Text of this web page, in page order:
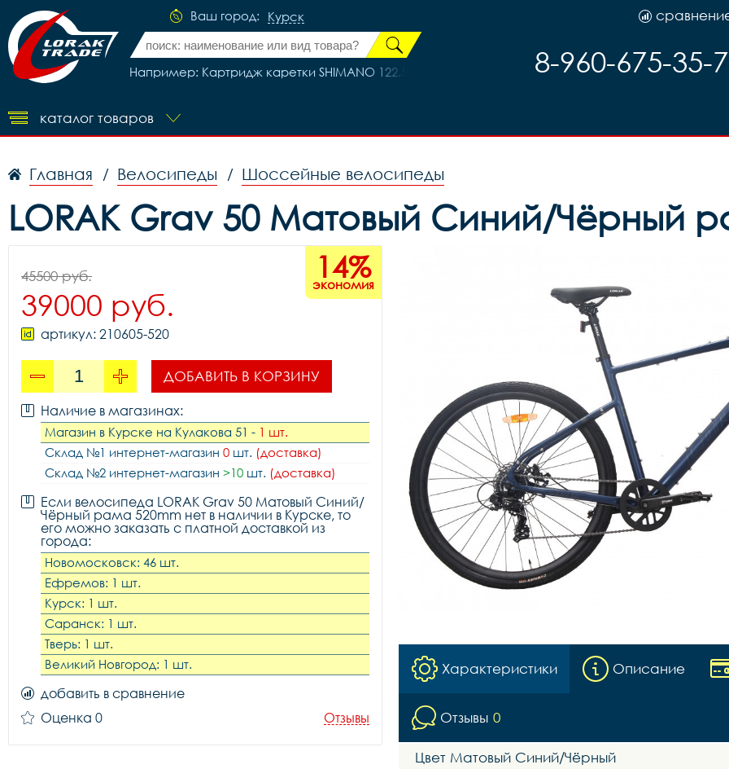
Ваш город: Курск
Например: Картридж каретки SHIMANO 122.5 UN100 68 122,5 болтов, код 6128-960-675-35-
каталог товаров
Главная / Велосипеды / Шоссейные велосипеды
LORAK Grav 50 Матовый Синий/Чёрный
14%
экономия
45500 руб.
39000 руб.
артикул: 210605-520
ДОБАВИТЬ В КОРЗИНУ
Наличие в магазинах:
Магазин в Курске на Кулакова 51 - 1 шт.
Склад №1 интернет-магазин 0 шт. (доставка)
Склад №2 интернет-магазин >10 шт. (доставка)
Если велосипеда LORAK Grav 50 Матовый Синий/
Чёрный рама 520mm нет в наличии в Курске, то
его можно заказать с платной доставкой из
города:
Новомосковск: 46 шт.
Ефремов: 1 шт.
Курск: 1 шт.
Саранск: 1 шт.
Тверь: 1 шт.
Великий Новгород: 1 шт.
добавить в сравнение
Оценка 0
Отзывы
Характеристики Описание
Отзывы 0
Цвет Матовый Синий/Чёрный